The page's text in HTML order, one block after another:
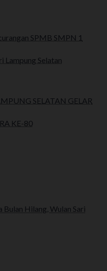
SPMB SMPN 1
Lampung Selatan
SELATAN GELAR
KE-80
Bulan Hilang, Wulan Sari